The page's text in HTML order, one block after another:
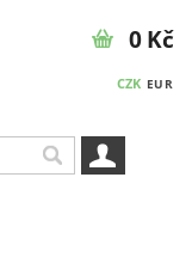
CZK EUR
0 Kč